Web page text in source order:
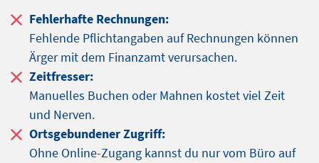
Fehlerhafte Rechnungen:
Fehlende Pflichtangaben auf Rechnungen können
Ärger mit dem Finanzamt verursachen.
Zeitfresser:
Manuelles Buchen oder Mahnen kostet viel Zeit
und Nerven.
Ortsgebundener Zugriff:
Ohne Online-Zugang kannst du nur vom Büro auf